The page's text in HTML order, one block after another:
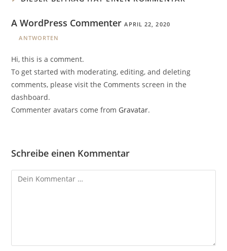
A WordPress Commenter APRIL 22, 2020
ANTWORTEN
Hi, this is a comment.
To get started with moderating, editing, and deleting
comments, please visit the Comments screen in the
dashboard.
Commenter avatars come from Gravatar.
Schreibe einen Kommentar
Kommentar